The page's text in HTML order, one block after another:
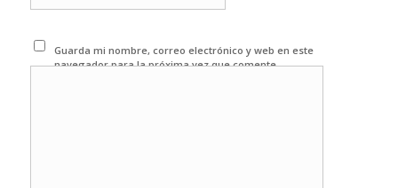
Guarda mi nombre, correo electrónico y web en este
navegador para la próxima vez que comente.